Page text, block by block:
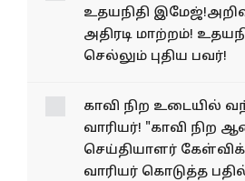
உதயநிதி
அதிரடி மாற்றம்!
செல்லும் புதிய பவர்!
காவி நிற உடையில்
வாரியர்! "காவி நிற
செய்தியாளர்
வாரியர் கொடுத்த